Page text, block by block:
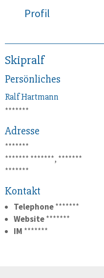
Profil
Skipralf
Persönliches
RalfHartmann
*******
Adresse
*******
******* *******, *******
*******
Kontakt
Telephone*******
Website*******
IM *******